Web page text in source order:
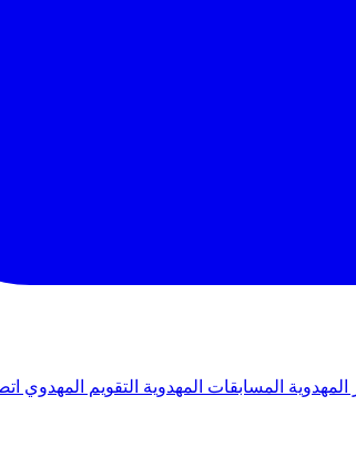
المهدوية المسابقات المهدوية التقويم المهدوي